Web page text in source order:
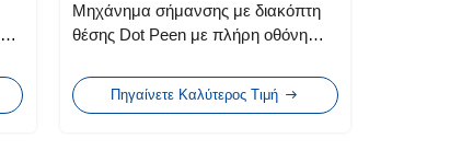
Μηχάνημα σήμανσης με διακόπτη
θέσης Dot Peen με πλήρη οθόνη
Πηγαίνετε Καλύτερος Τιμή